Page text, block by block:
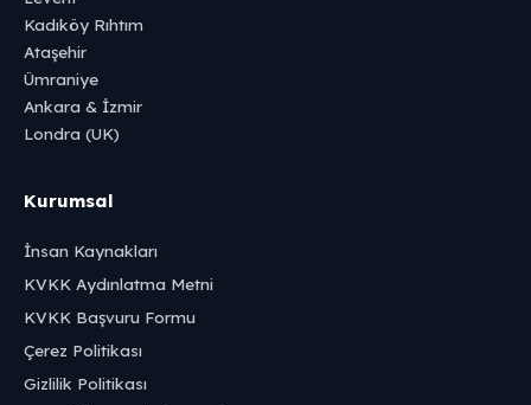
Kadıköy Rıhtım
Ataşehir
Ümraniye
Ankara & İzmir
Londra (UK)
Kurumsal
İnsan Kaynakları
KVKK Aydınlatma Metni
KVKK Başvuru Formu
Çerez Politikası
Gizlilik Politikası